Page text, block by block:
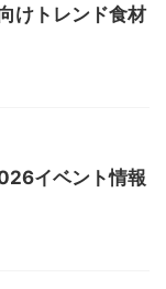
けトレンド食材
イベント情報